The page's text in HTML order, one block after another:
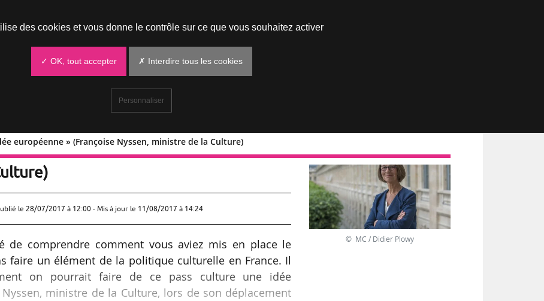
européenne » (Françoise Nyssen, ministre de la Culture)
idée européenne » (Françoise
le 28/07/2017 à 12:00- Mis à jour le 11/08/2017 à 14:24
de comprendre comment vous aviez mis en place le
faire un élément de la politique culturelle en France. Il
on pourrait faire de ce pass culture une idée
ministre de la Culture, lors de son déplacement
© MC / Didier Plowy
des cookies et vous donne le contrôle sur ce que vous souhaitez activer
✓ OK, tout accepter ✗ Interdire tous les cookies
Personnaliser